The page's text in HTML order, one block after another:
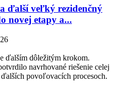
ďalší veľký rezidenčný
novej etapy a...
ďalším dôležitým krokom.
navrhované riešenie celej
povoľovacích procesoch.